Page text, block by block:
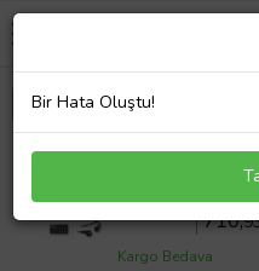
Toshiba
Adaptör Laptop
Sepette
710,
Kargo Bedava
Bir Hata Oluştu!